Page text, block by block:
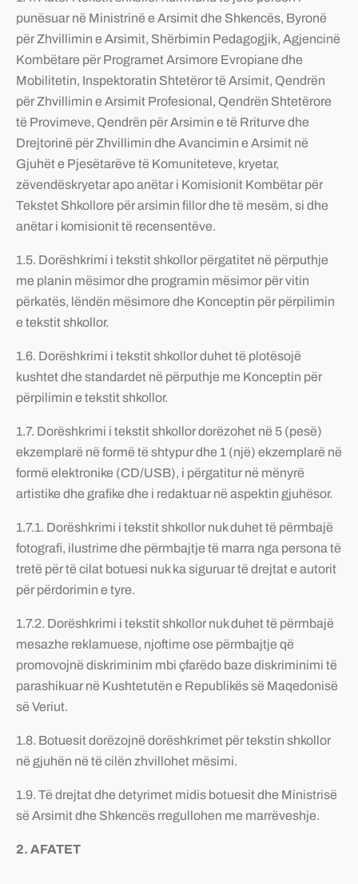
punësuar në Ministrinë e Arsimit dhe Shkencës, Byronë
për Zhvillimin e Arsimit, Shërbimin Pedagogjik, Agjencinë
Kombëtare për Programet Arsimore Evropiane dhe
Mobilitetin, Inspektoratin Shtetëror të Arsimit, Qendrën
për Zhvillimin e Arsimit Profesional, Qendrën Shtetërore
të Provimeve, Qendrën për Arsimin e të Rriturve dhe
Drejtorinë për Zhvillimin dhe Avancimin e Arsimit në
Gjuhët e Pjesëtarëve të Komuniteteve, kryetar,
zëvendëskryetar apo anëtar i Komisionit Kombëtar për
Tekstet Shkollore për arsimin fillor dhe të mesëm, si dhe
anëtar i komisionit të recensentëve.
1.5. Dorëshkrimi i tekstit shkollor përgatitet në përputhje
me planin mësimor dhe programin mësimor për vitin
përkatës, lëndën mësimore dhe Konceptin për përpilimin
e tekstit shkollor.
1.6. Dorëshkrimi i tekstit shkollor duhet të plotësojë
kushtet dhe standardet në përputhje me Konceptin për
përpilimin e tekstit shkollor.
1.7. Dorëshkrimi i tekstit shkollor dorëzohet në 5 (pesë)
ekzemplarë në formë të shtypur dhe 1 (një) ekzemplarë në
formë elektronike (CD/USB), i përgatitur në mënyrë
artistike dhe grafike dhe i redaktuar në aspektin gjuhësor.
1.7.1. Dorëshkrimi i tekstit shkollor nuk duhet të përmbajë
fotografi, ilustrime dhe përmbajtje të marra nga persona të
tretë për të cilat botuesi nuk ka siguruar të drejtat e autorit
për përdorimin e tyre.
1.7.2. Dorëshkrimi i tekstit shkollor nuk duhet të përmbajë
mesazhe reklamuese, njoftime ose përmbajtje që
promovojnë diskriminim mbi çfarëdo baze diskriminimi të
parashikuar në Kushtetutën e Republikës së Maqedonisë
së Veriut.
1.8. Botuesit dorëzojnë dorëshkrimet për tekstin shkollor
në gjuhën në të cilën zhvillohet mësimi.
1.9. Të drejtat dhe detyrimet midis botuesit dhe Ministrisë
së Arsimit dhe Shkencës rregullohen me marrëveshje.
2. AFATET